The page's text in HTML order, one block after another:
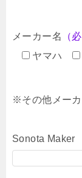
メーカー名
（
ヤマハ
※その他メーカ
Sonota Maker